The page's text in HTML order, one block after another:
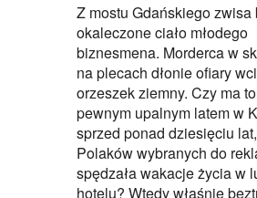
Z mostu Gdańskiego zwisa
okaleczone ciało młodego
biznesmena. Morderca w
na plecach dłonie ofiary
orzeszek ziemny. Czy ma
pewnym upalnym latem w
sprzed ponad dziesięciu
Polaków wybranych do
spędzała wakacje życia w
hotelu? Wtedy właśnie